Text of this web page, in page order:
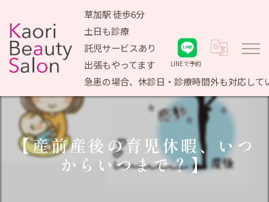
草加駅 徒歩6分
土日も診療
託児サービスあり
出張もやってます
急患の場合、休診日・診療時間外も対応して
LINEで予約
【産前産後の育児休暇、いつ
からいつまで？】